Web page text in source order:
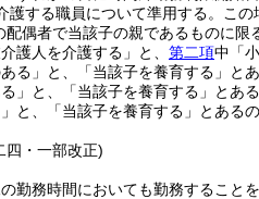
護する職員について準用する。 この
配偶者で当該子の親であるものに限
護人を介護する」と、 第二項中「
」と、「当該子を養育する」と
と、「当該子を養育する」とあ
、「当該子を養育する」とある
四・一部改正)
勤務時間においても勤務することを